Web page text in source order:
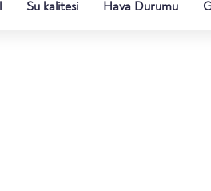
Su kalitesi Hava Durumu